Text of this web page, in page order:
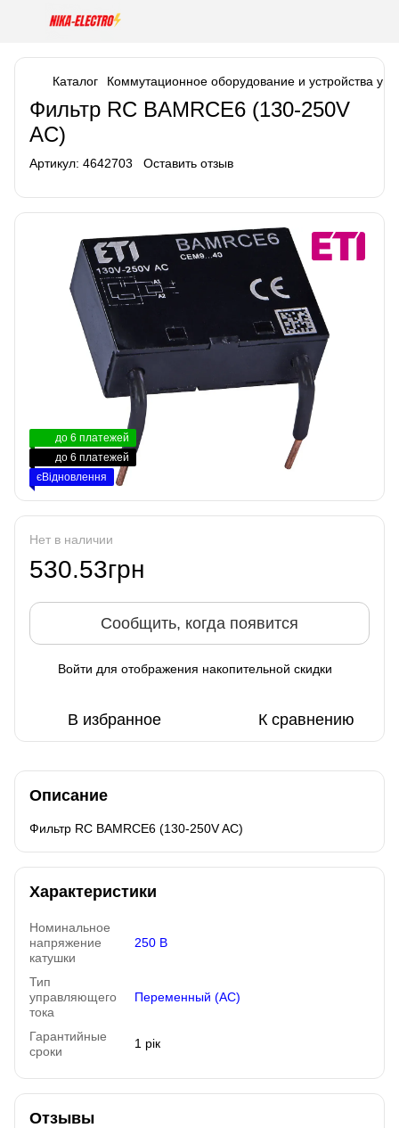
Каталог Коммутационное оборудование и устройства
Фильтр RC BAMRCE6 (130-250V
AC)
Артикул: 4642703 Оставить отзыв
до 6 платежей
до 6 платежей
єВідновлення
Нет в наличии
530.53грн
Сообщить, когда появится
Войти для отображения накопительной скидки
В избранное К сравнению
Описание
Фильтр RC BAMRCE6 (130-250V AC)
Характеристики
Номинальное
напряжение
катушки
250 В
Тип
управляющего
тока
Переменный (AC)
Гарантийные
сроки
1 рік
Отзывы